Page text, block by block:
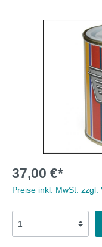
37,00 €*
Preise inkl. MwSt. zzgl.